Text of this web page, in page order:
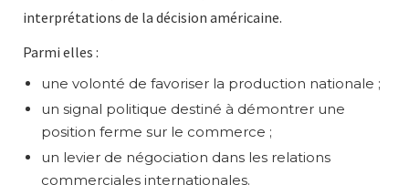
interprétations de la décision américaine.
Parmi elles :
une volonté de favoriser la production nationale ;
un signal politique destiné à démontrer une
position ferme sur le commerce ;
un levier de négociation dans les relations
commerciales internationales.